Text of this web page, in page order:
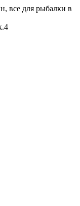
все для рыбалки в